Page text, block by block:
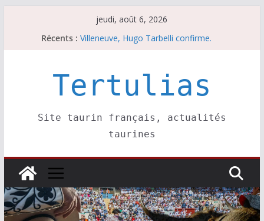
jeudi, août 6, 2026
Récents : Villeneuve, Hugo Tarbelli confirme.
Les brèves du jeudi 6 août
Les brèves du mercredi 5 août
Tertulias
Site taurin français, actualités
taurines